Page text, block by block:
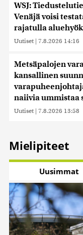
WSJ:
Venäjä voisi
rajatulla
Uutiset | 7.8.2026 14:16
Metsäpalojen
kansallinen
naiivia ummistaa
Uutiset | 7.8.2026 13:58
Mielipiteet
Uusimmat